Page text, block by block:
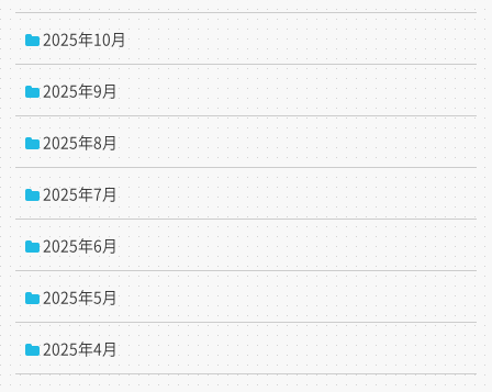
2025年10月
2025年9月
2025年8月
2025年7月
2025年6月
2025年5月
2025年4月